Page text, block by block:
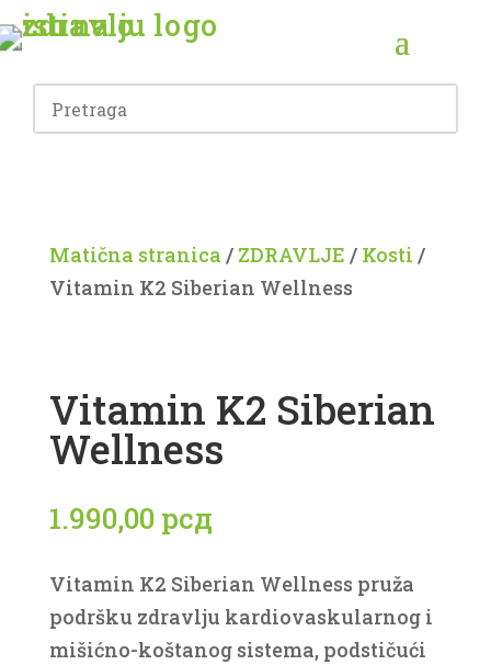
Matična stranica / ZDRAVLJE / Kosti /
Vitamin K2 Siberian Wellness
Vitamin K2 Siberian
Wellness
1.990,00 рсд
Vitamin K2 Siberian Wellness pruža
podršku zdravlju kardiovaskularnog i
mišićno-koštanog sistema, podstičući